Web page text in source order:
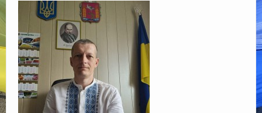
Регламент
Сесії
Контакти
f